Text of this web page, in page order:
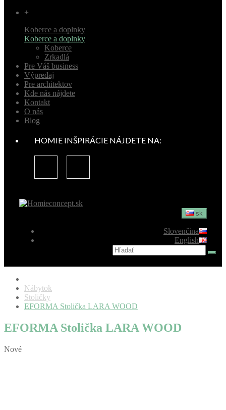
+
Koberce a doplnky
Koberce a doplnky
Koberce
Zrkadlá
Pre Váš business
Výpredaj
Pre architektov
Kde nás nájdete
Kontakt
O nás
Blog
HOMIE INŠPIRÁCIE NÁJDETE NA:
sk
Slovenčina
English
Nábytok
Stoličky
EFORMA Stolička LARA WOOD
EFORMA Stolička LARA WOOD
Nové